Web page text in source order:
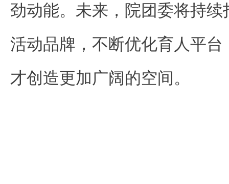
劲动能。未来，院团委将持
活动品牌，不断优化育人平
才创造更加广阔的空间。